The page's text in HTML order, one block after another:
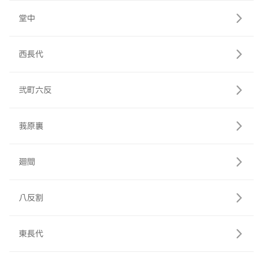
堂中
西長代
弐町六反
莪原裏
廻間
八反割
東長代